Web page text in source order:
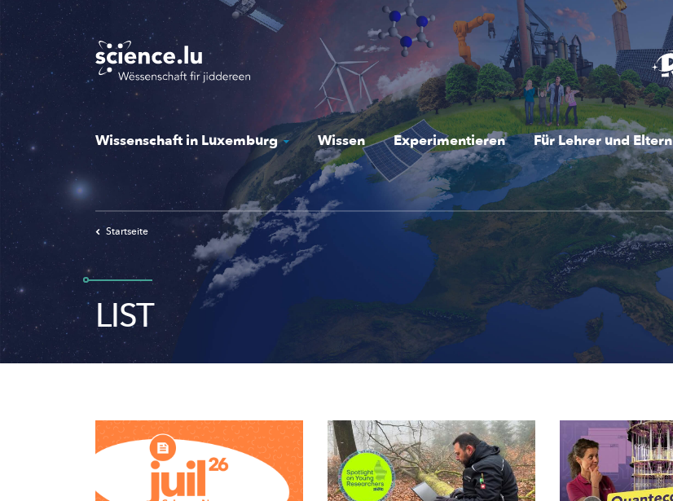
Skip
to
main
content
Wissenschaft in Luxemburg Wissen Experimentieren Für Lehrer und Eltern
Startseite
LIST